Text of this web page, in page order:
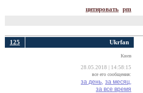
цитировать pm
125 Ukrfan
Киев
28.05.2018 | 14:58:15
все его сообщения:
за день, за месяц,
за все время